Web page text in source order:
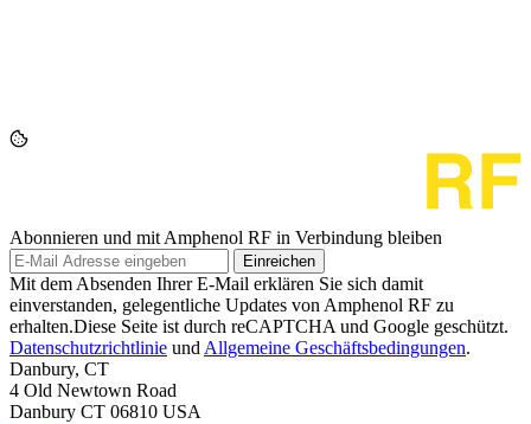
Abonnieren und mit Amphenol RF in Verbindung bleiben
Einreichen
Mit dem Absenden Ihrer E-Mail erklären Sie sich damit
einverstanden, gelegentliche Updates von Amphenol RF zu
erhalten.Diese Seite ist durch reCAPTCHA und Google geschützt.
Datenschutzrichtlinie und Allgemeine Geschäftsbedingungen.
Danbury, CT
4 Old Newtown Road
Danbury CT 06810 USA